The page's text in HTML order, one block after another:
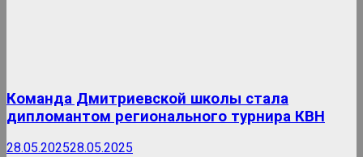
Команда Дмитриевской школы стала
дипломантом регионального турнира КВН
28.05.202528.05.2025